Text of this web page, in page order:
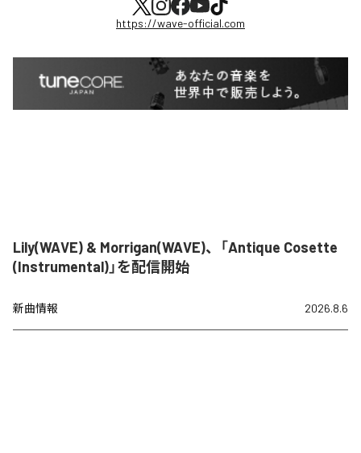
https://wave-official.com
Lily(WAVE) & Morrigan(WAVE)、「Antique Cosette
(Instrumental)」を配信開始
新曲情報 2026.8.6